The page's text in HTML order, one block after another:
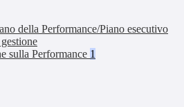
della Performance/Piano esecutivo
sulla Performance 1